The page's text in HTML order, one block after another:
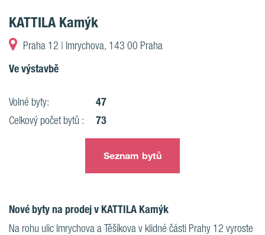
KATTILA Kamýk
Praha 12 | Imrychova, 143 00 Praha
Ve výstavbě
Volné byty: 47
Celkový počet bytů : 73
Seznam bytů
Nové byty na prodej v KATTILA Kamýk
Na rohu ulic Imrychova a Těšíkova v klidné části Prahy 12 vyroste